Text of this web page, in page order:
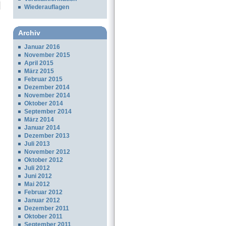
Wiederauflagen
Archiv
Januar 2016
November 2015
April 2015
März 2015
Februar 2015
Dezember 2014
November 2014
Oktober 2014
September 2014
März 2014
Januar 2014
Dezember 2013
Juli 2013
November 2012
Oktober 2012
Juli 2012
Juni 2012
Mai 2012
Februar 2012
Januar 2012
Dezember 2011
Oktober 2011
September 2011